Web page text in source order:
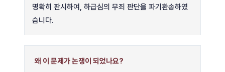
명확히 판시하여, 하급심의 무죄 판단을 파기환송하였
습니다.
왜 이 문제가 논쟁이 되었나요?